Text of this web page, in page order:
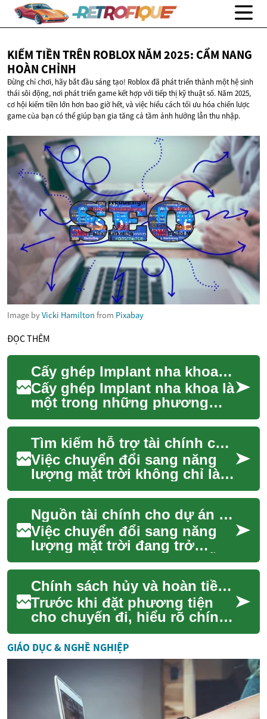
KIẾM TIỀN TRÊN ROBLOX NĂM 2025: CẨM NANG
HOÀN CHỈNH
Đừng chỉ chơi, hãy bắt đầu sáng tạo! Roblox đã phát triển thành một hệ sinh
thái sôi động, nơi phát triển game kết hợp với tiếp thị kỹ thuật số. Năm 2025,
cơ hội kiếm tiền lớn hơn bao giờ hết, và việc hiểu cách tối ưu hóa chiến lược
game của bạn có thể giúp bạn gia tăng cả tầm ảnh hưởng lẫn thu nhập.
Image byVicki Hamilton from Pixabay
ĐỌC THÊM
Cấy ghép Implant nha khoa: Giải pháp phục hồi nụ cười hoàn hảo
Cấy ghép Implant nha khoa là
một trong những phương
pháp phục hồi răng hiệu quả
nhất hiện nay. Đây là kỹ thuật
sử dụn...
Tìm kiếm hỗ trợ tài chính cho điện mặt trời
Việc chuyển đổi sang năng
lượng mặt trời không chỉ là
một lựa chọn thân thiện với
môi trường mà còn mang lại
lợi ích ...
Nguồn tài chính cho dự án điện mặt trời gia đình
Việc chuyển đổi sang năng
lượng mặt trời đang trở
thành một lựa chọn hấp dẫn
cho nhiều hộ gia đình trên
khắp thế giới...
Chính sách hủy và hoàn tiền: điều cần biết trước khi đặt phương tiện
Trước khi đặt phương tiện
cho chuyến đi, hiểu rõ chính
sách hủy và hoàn tiền giúp
bạn giảm rủi ro về chi phí và
lịch ...
GIÁO DỤC & NGHỀ NGHIỆP